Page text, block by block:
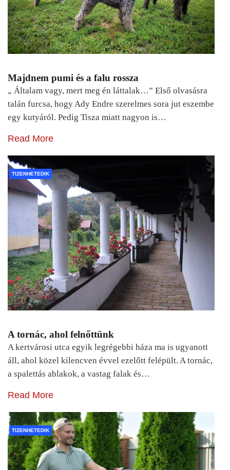
Majdnem pumi és a falu rossza
„ Általam vagy, mert meg én láttalak…” Első olvasásra
talán furcsa, hogy Ady Endre szerelmes sora jut eszembe
egy kutyáról. Pedig Tisza miatt nagyon is…
Read More
TIZENHETEDIK
A tornác, ahol felnőttünk
A kertvárosi utca egyik legrégebbi háza ma is ugyanott
áll, ahol közel kilencven évvel ezelőtt felépült. A tornác,
a spalettás ablakok, a vastag falak és…
Read More
TIZENHETEDIK